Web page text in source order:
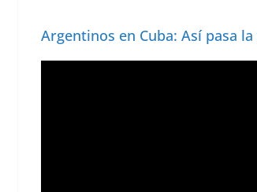
Argentinos en Cuba: Así pasa